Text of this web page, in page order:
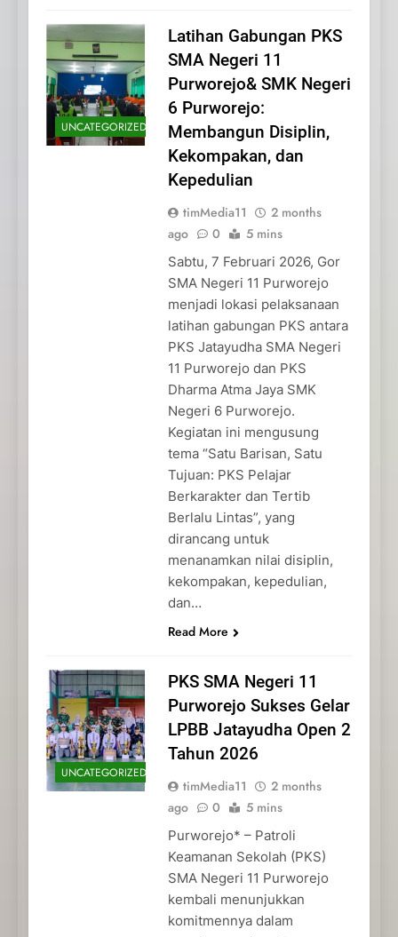
UNCATEGORIZED
Latihan Gabungan PKS
SMA Negeri 11
Purworejo& SMK Negeri
6 Purworejo:
Membangun Disiplin,
Kekompakan, dan
Kepedulian
timMedia11
2 months
ago
0 5 mins
Sabtu, 7 Februari 2026, Gor
SMA Negeri 11 Purworejo
menjadi lokasi pelaksanaan
latihan gabungan PKS antara
PKS Jatayudha SMA Negeri
11 Purworejo dan PKS
Dharma Atma Jaya SMK
Negeri 6 Purworejo.
Kegiatan ini mengusung
tema “Satu Barisan, Satu
Tujuan: PKS Pelajar
Berkarakter dan Tertib
Berlalu Lintas”, yang
dirancang untuk
menanamkan nilai disiplin,
kekompakan, kepedulian,
dan…
Read More
UNCATEGORIZED
PKS SMA Negeri 11
Purworejo Sukses Gelar
LPBB Jatayudha Open 2
Tahun 2026
timMedia11
2 months
ago
0 5 mins
Purworejo* – Patroli
Keamanan Sekolah (PKS)
SMA Negeri 11 Purworejo
kembali menunjukkan
komitmennya dalam